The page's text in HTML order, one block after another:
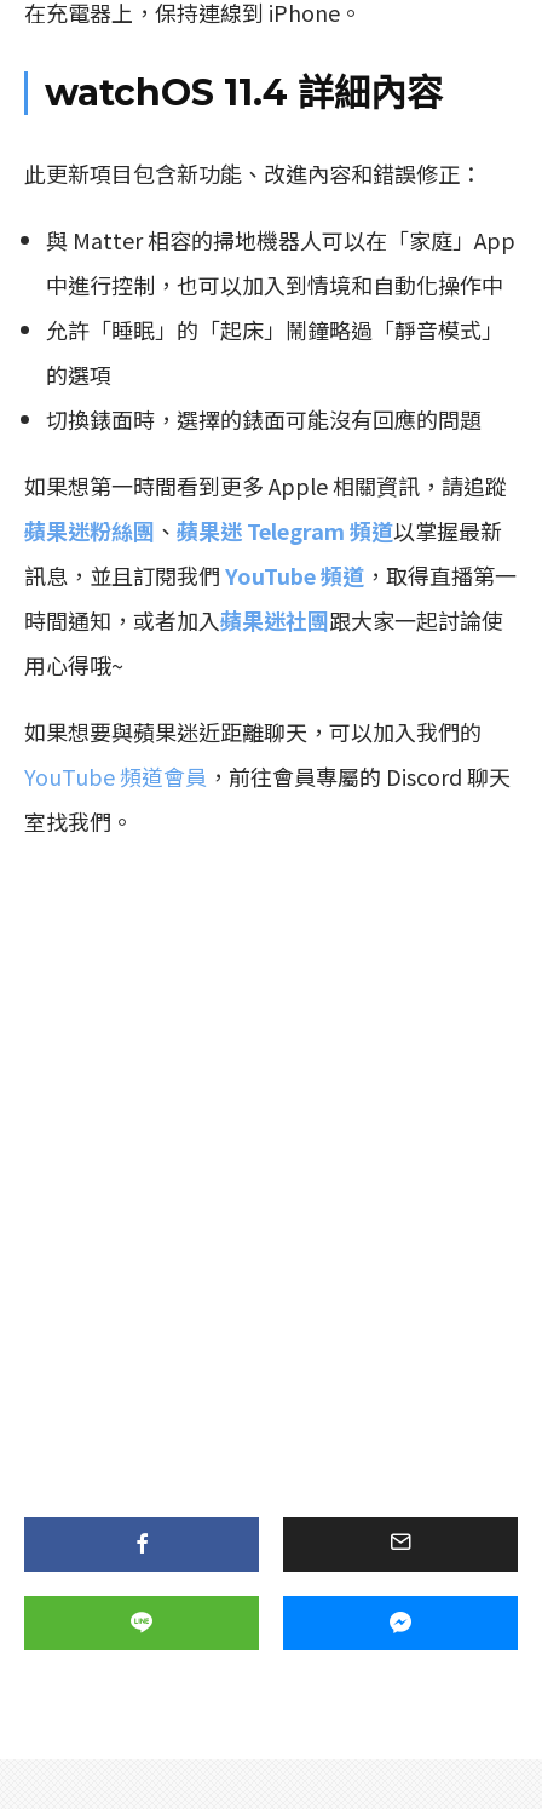
在充電器上，保持連線到 iPhone。
watchOS 11.4 詳細內容
此更新項目包含新功能、改進內容和錯誤修正：
與 Matter 相容的掃地機器人可以在「家庭」App
中進行控制，也可以加入到情境和自動化操作中
允許「睡眠」的「起床」鬧鐘略過「靜音模式」
的選項
切換錶面時，選擇的錶面可能沒有回應的問題
如果想第一時間看到更多 Apple 相關資訊，請追蹤
蘋果迷粉絲團 、 蘋果迷 Telegram 頻道以掌握最新
訊息，並且訂閱我們YouTube 頻道 ，取得直播第一
時間通知，或者加入蘋果迷社團跟大家一起討論使
用心得哦~
如果想要與蘋果迷近距離聊天，可以加入我們的
YouTube 頻道會員 ，前往會員專屬的 Discord 聊天
室找我們。